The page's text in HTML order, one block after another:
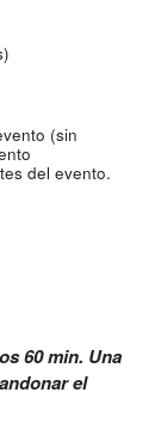
(sin
del evento.
60 min. Una
el